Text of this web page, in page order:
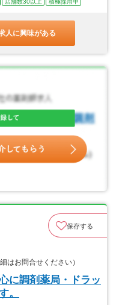
店舗数30以上 積極採用中
人に興味がある
保存する
お問合せください）
に調剤薬局・ドラッ
。